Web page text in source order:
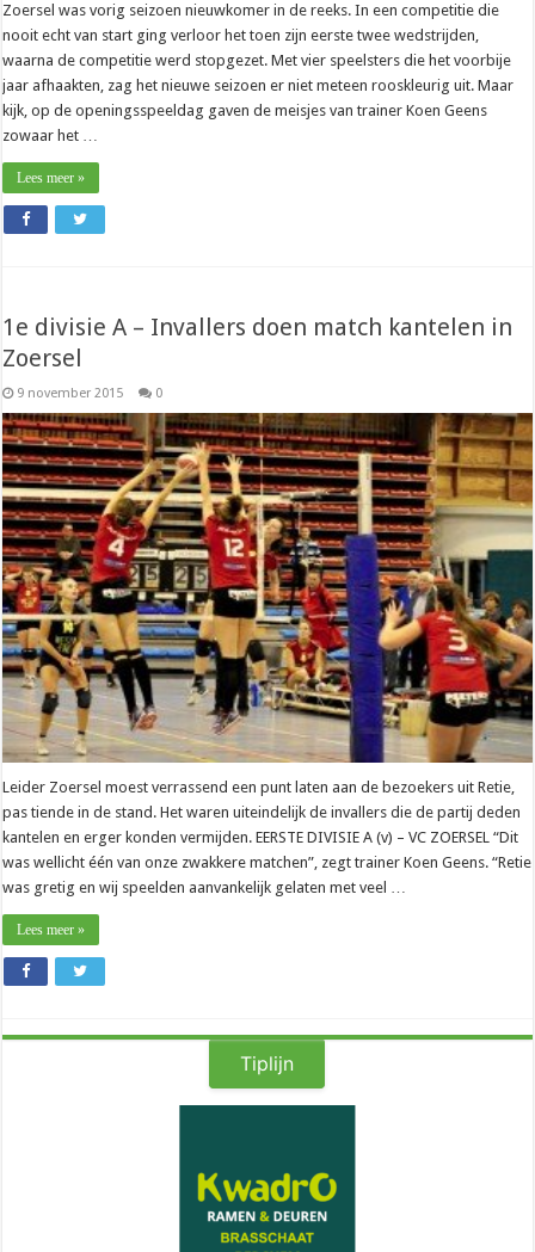
Zoersel was vorig seizoen nieuwkomer in de reeks. In een competitie die
nooit echt van start ging verloor het toen zijn eerste twee wedstrijden,
waarna de competitie werd stopgezet. Met vier speelsters die het voorbije
jaar afhaakten, zag het nieuwe seizoen er niet meteen rooskleurig uit. Maar
kijk, op de openingsspeeldag gaven de meisjes van trainer Koen Geens
zowaar het …
Lees meer »
1e divisie A – Invallers doen match kantelen in
Zoersel
9 november 2015 0
Leider Zoersel moest verrassend een punt laten aan de bezoekers uit Retie,
pas tiende in de stand. Het waren uiteindelijk de invallers die de partij deden
kantelen en erger konden vermijden. EERSTE DIVISIE A (v) – VC ZOERSEL “Dit
was wellicht één van onze zwakkere matchen”, zegt trainer Koen Geens. “Retie
was gretig en wij speelden aanvankelijk gelaten met veel …
Lees meer »
Tiplijn